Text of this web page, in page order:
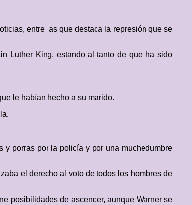
entre las que destaca la represión que se
Luther King, estando al tanto de que ha sido
le habían hecho a su marido.
y porras por la policía y por una muchedumbre
el derecho al voto de todos los hombres de
posibilidades de ascender, aunque Warner se